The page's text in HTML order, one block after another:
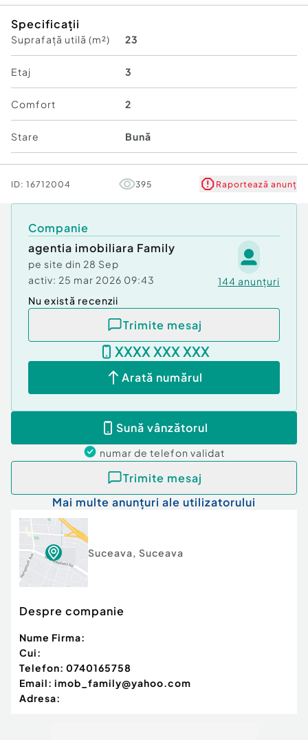
Specificații
Suprafață utilă (m²) 23
Etaj 3
Comfort 2
Stare Bună
ID: 16712004 395 Raportează anunț
Companie
agentia imobiliara Family
pe site din 28 Sep
activ: 25 mar 2026 09:43 144 anunțuri
Nu există recenzii
Trimite mesaj
XXXX XXX XXX
Arată numărul
Sună vânzătorul
numar de telefon validat
Trimite mesaj
Mai multe anunțuri ale utilizatorului
Suceava, Suceava
Despre companie
Nume Firma:
Cui:
Telefon: 0740165758
Email: imob_family@yahoo.com
Adresa: